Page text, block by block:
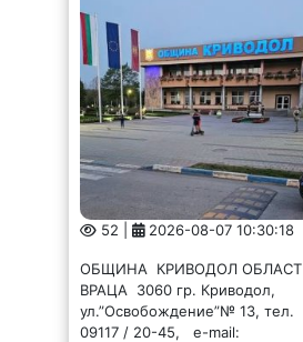
52 | 2026-08-07 10:30:18
ОБЩИНА КРИВОДОЛ ОБЛАСТ
ВРАЦА 3060 гр. Криводол,
ул.”Освобождение”№ 13, тел.
09117 / 20-45, e-mail: